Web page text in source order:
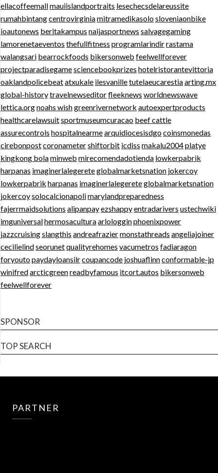
ellacoffeemallmauiislandportraits lesechecsdelareussite
rumahbintangcentrovirginiamitramedikasolosloveniaonbike
ioautonews beritakampus naijasportnews salvagegaming
lamorenetaeventos thefullfitness programlarindirrastama
walangsari bearrockfoods bikersonweb feelwellforever
projectparadisegamesciencebookprizes hotelristorantevittoria
oaklandpolicebeatatxukale ilesvanilletutelaeucarestiaarting.mx
global-historytravelnewseditorfleeknews worldnewswave
lettica.orgnoahs wishgreenrivernetwork autoexpertproducts
healthcarelawsuitsportmuseumcuracao beef cattle
assurecontrols hospitalnearmearquidiocesisdgocoinsmonedas
cirebonpostcoronametershiftorbit icdiss makalu2004platye
kingkong bolaminweb mirecomendadotienda lowkerpabrik
harpanas imaginerlalegereteglobalmarketsnation jokercoy
lowkerpabrik harpanas imaginerlalegereteglobalmarketsnation
jokercoysolocalcionapolimarylandpreparedness
fajerrmaidsolutions alipanpayezshappyentradarivers ustechwiki
imguniversalhermosaculturaarlologginphoenixpower
jazzcruisingslangthis andreafraziermonstathreads angeliajoiner
cecilielindseorunetqualityrehomes vacumetros fadiaragon
foryoutopaydayloansilrcoupancode joshuaflinnconformable-jp
winifredarcticgreenreadbyfamous itcort.autos bikersonweb
feelwellforever
SPONSOR
TOP SEARCH
PARTNER